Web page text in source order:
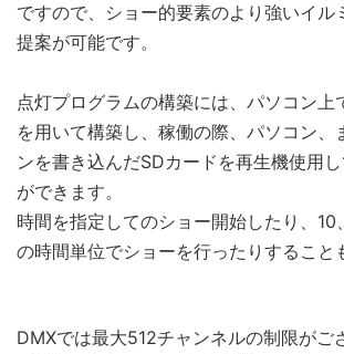
ですので、ショー的要素のより強いイル
提案が可能です。
点灯プログラムの構築には、パソコン上
を用いて構築し、稼働の際、パソコン、
ンを書き込んだSDカードを再生機使用
ができます。
時間を指定してのショー開始したり、
の時間単位でショーを行ったりすること
DMXでは最大512チャンネルの制限がご